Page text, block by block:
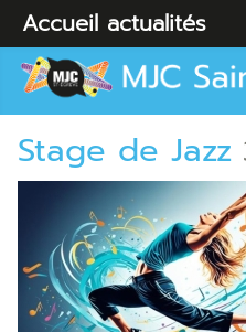
Stage de Jazz
Accueil actualités